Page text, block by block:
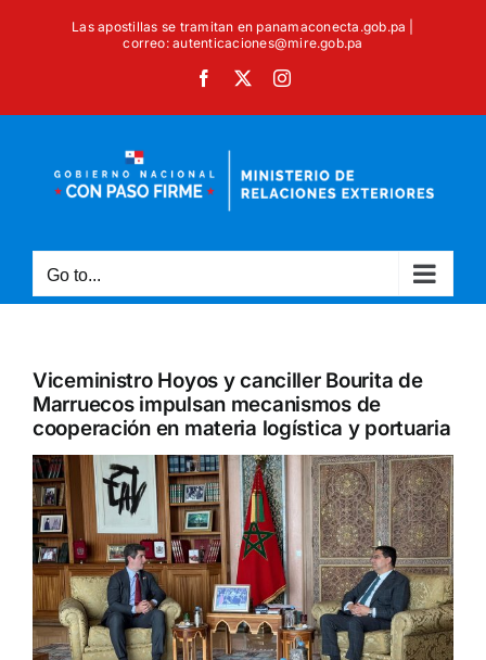
Las apostillas se tramitan en panamaconecta.gob.pa |
correo: autenticaciones@mire.gob.pa
Facebook Instagram
Go to...
Viceministro Hoyos y canciller Bourita de
Marruecos impulsan mecanismos de
cooperación en materia logística y portuaria
View
Larger
Image